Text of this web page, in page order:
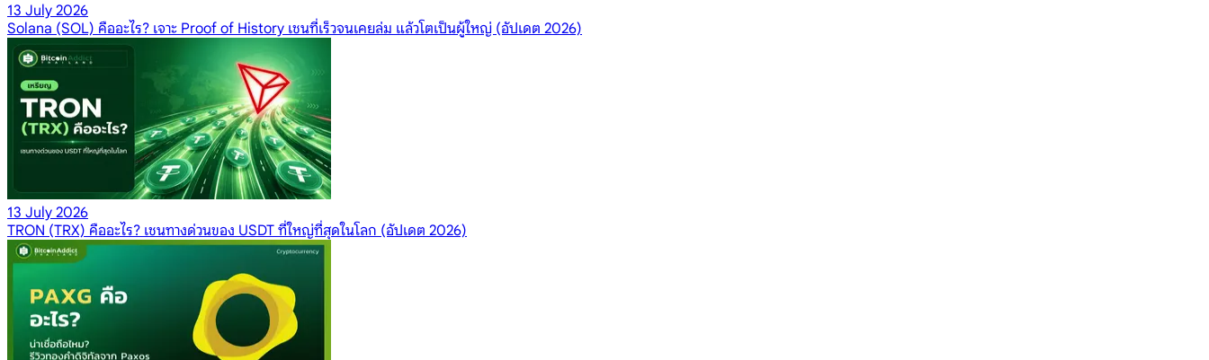
13 July 2026
Solana (SOL) คืออะไร? เจาะ Proof of History เชนที่เร็วจนเคยล่ม แล้วโตเป็นผู้ใหญ่ (อัปเดต 2026)
13 July 2026
TRON (TRX) คืออะไร? เชนทางด่วนของ USDT ที่ใหญ่ที่สุดในโลก (อัปเดต 2026)